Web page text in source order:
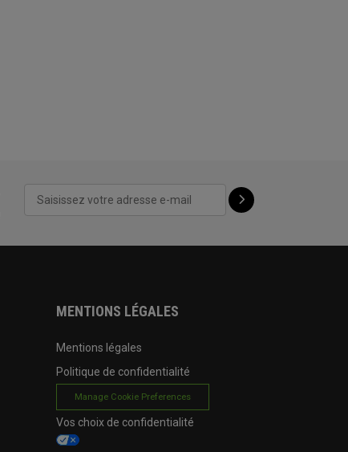
MENTIONS LÉGALES
Mentions légales
Politique de confidentialité
Manage Cookie Preferences
Vos choix de confidentialité